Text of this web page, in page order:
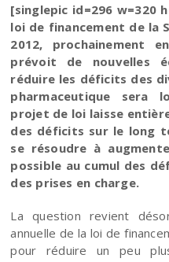
[singlepic id=296 w=320
loi de financement de la
2012, prochainement
prévoit de nouvelles
réduire les déficits des
pharmaceutique sera
projet de loi laisse
des déficits sur le long
se résoudre à
possible au cumul des
des prises en charge.
La question revient
annuelle de la loi de
pour réduire un peu